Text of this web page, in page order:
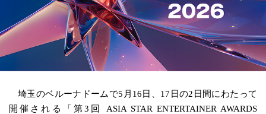
埼玉のベルーナドームで5月16日、17日の2日間にわたって
開催される「第3回 ASIA STAR ENTERTAINER AWARDS